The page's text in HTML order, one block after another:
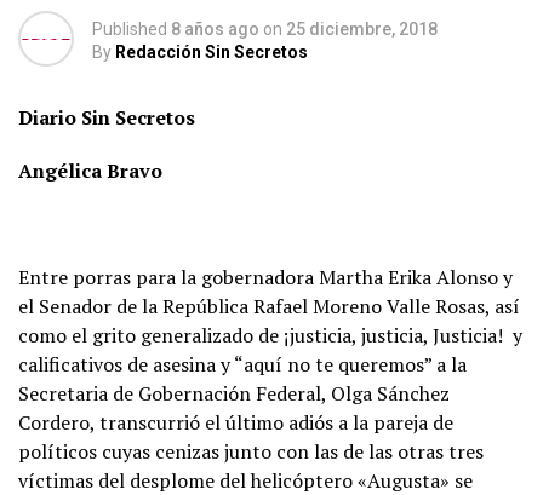
Published 8 años ago on 25 diciembre, 2018
By Redacción Sin Secretos
Diario Sin Secretos
Angélica Bravo
Entre porras para la gobernadora Martha Erika Alonso y
el Senador de la República Rafael Moreno Valle Rosas, así
como el grito generalizado de ¡justicia, justicia, Justicia! y
calificativos de asesina y “aquí no te queremos” a la
Secretaria de Gobernación Federal, Olga Sánchez
Cordero, transcurrió el último adiós a la pareja de
políticos cuyas cenizas junto con las de las otras tres
víctimas del desplome del helicóptero «Augusta» se